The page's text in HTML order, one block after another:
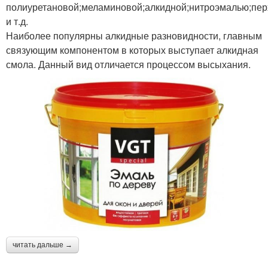
и т.д.
Наиболее популярны алкидные разновидности, главным
связующим компонентом в которых выступает алкидная
смола. Данный вид отличается процессом высыхания.
читать дальше →